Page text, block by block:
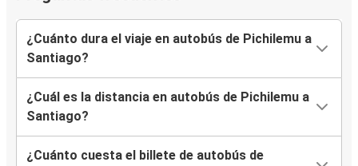
¿Cuánto dura el viaje en autobús de Pichilemu a
Santiago?
¿Cuál es la distancia en autobús de Pichilemu a
Santiago?
¿Cuánto cuesta el billete de autobús de